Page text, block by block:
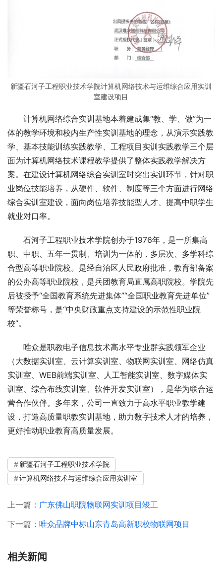
新疆石河子工程职业技术学院计算机网络技术与运维综合应用实训
室建设项目
计算机网络综合实训基地本着建成集“教、学、做”为一
体的教学环境和校内生产性实训基地的理念，从演示实践教
学、基本技能训练实践教学、工程项目实训实践教学三个层
面为计算机网络技术课程教学提供了整体实践教学解决方
案。在建设计算机网络综合实训室时突出实训环节，针对职
业岗位技能培养，从硬件、软件、制度等三个方面进行网络
综合实训室建设，面向岗位培养技能型人才、提高中职学生
就业对口率。
石河子工程职业技术学院创办于1976年，是一所集高
职、中职、五年一贯制、培训为一体的，多层次、多学科综
合型高等职业院校。是经自治区人民政府批准，教育部备案
的公办高等职业院校，是兵团教育局直属高职院校。学院先
后被授予“全国教育系统先进集体”“全国职业教育先进单位”
等荣誉称号，是“中央财政重点支持建设的示范性职业院
校”。
唯众是职教电子信息技术高水平专业群实践领军企业
（大数据实训室、云计算实训室、物联网实训室、网络仿真
实训室、WEB前端实训室、人工智能实训室、数字媒体实
训室、综合布线实训室、软件开发实训室），是华为联合运
营合作伙伴。多年来，公司一直致力于高水平职业教学建
设，打造高质量职教实训基地，助力数字技术人才的培养，
更好推动职业教育高质量发展。
新疆石河子工程职业技术学院
计算机网络技术与运维综合应用实训室
上一篇： 广东佛山职院物联网实训项目竣工
下一篇： 唯众品牌中标山东青岛高新职校物联网项目
相关新闻